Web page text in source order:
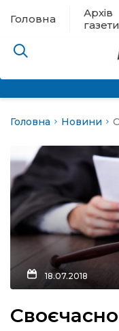
Головна
Архів
газети
евакуації
новини
Головна Новини
18.07.2018